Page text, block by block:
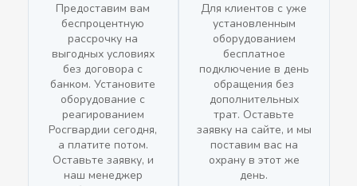
Предоставим вам
беспроцентную
рассрочку на
выгодных условиях
без договора с
банком. Установите
оборудование с
реагированием
Росгвардии сегодня,
а платите потом.
Оставьте заявку, и
наш менеджер
Для клиентов с уже
установленным
оборудованием
бесплатное
подключение в день
обращения без
дополнительных
трат. Оставьте
заявку на сайте, и мы
поставим вас на
охрану в этот же
день.